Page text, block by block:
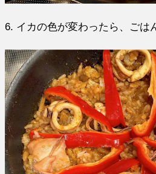
6. イカの色が変わったら、ごは